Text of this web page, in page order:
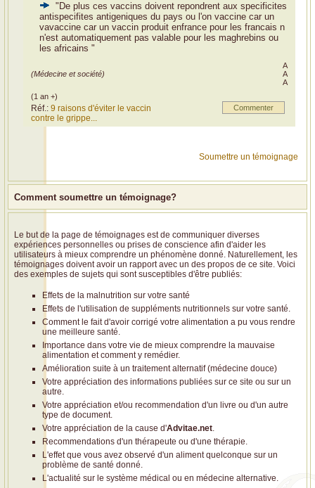
"De plus ces vaccins doivent repondrent aux specificites
antispecifites antigeniques du pays ou l'on vaccine car un
vavaccine car un vaccin produit enfrance pour les francais n
n'est automatiquement pas valable pour les maghrebins ou
les africains "
(Médecine et société)
A
A
A
(1 an +)
Réf.: 9 raisons d'éviter le vaccin
contre le grippe...
Commenter
Soumettre un témoignage
Comment soumettre un témoignage?
Le but de la page de témoignages est de communiquer diverses
expériences personnelles ou prises de conscience afin d'aider les
utilisateurs à mieux comprendre un phénomène donné. Naturellement, les
témoignages doivent avoir un rapport avec un des propos de ce site. Voici
des exemples de sujets qui sont susceptibles d'être publiés:
Effets de la malnutrition sur votre santé
Effets de l'utilisation de suppléments nutritionnels sur votre santé.
Comment le fait d'avoir corrigé votre alimentation a pu vous rendre
une meilleure santé.
Importance dans votre vie de mieux comprendre la mauvaise
alimentation et comment y remédier.
Amélioration suite à un traitement alternatif (médecine douce)
Votre appréciation des informations publiées sur ce site ou sur un
autre.
Votre appréciation et/ou recommendation d'un livre ou d'un autre
type de document.
Votre appréciation de la cause d'Advitae.net
Recommendations d'un thérapeute ou d'une thérapie.
L'effet que vous avez observé d'un aliment quelconque sur un
problème de santé donné.
L'actualité sur le système médical ou en médecine alternative.